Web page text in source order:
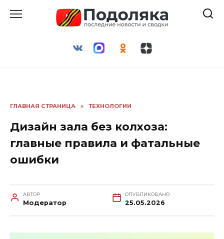
ГЛАВНАЯ СТРАНИЦА » ТЕХНОЛОГИИ
Дизайн зала без колхоза:
главные правила и фатальные
ошибки
АВТОР
Модератор
ОПУБЛИКОВАНО
25.05.2026